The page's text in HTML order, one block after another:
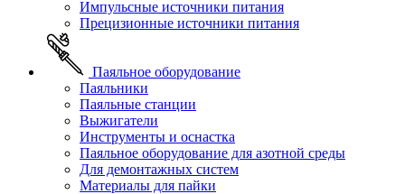
Импульсные источники питания
Прецизионные источники питания
Паяльное оборудование
Паяльники
Паяльные станции
Выжигатели
Инструменты и оснастка
Паяльное оборудование для азотной среды
Для демонтажных систем
Материалы для пайки